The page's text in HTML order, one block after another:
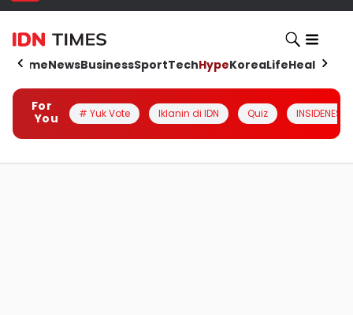
HomeNewsBusinessSportTechHypeKoreaLifeHealth
For
You
# Yuk Vote Iklanin di IDN Quiz INSIDENESIA